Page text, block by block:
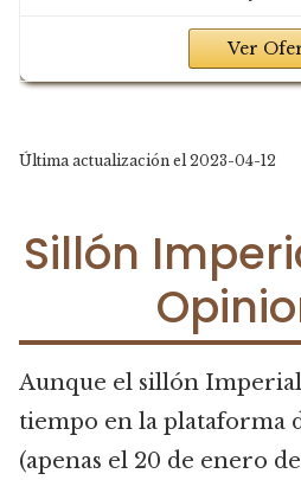
Ver
Última actualización el 2023-04-12
Sillón
Aunque el sillón
tiempo en la plataforma
(apenas el 20 de enero